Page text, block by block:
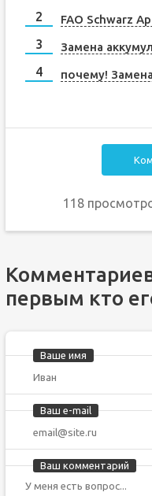
FAO Schwarz
Замена
почему!
118
первым кто
Ваше имя
Ваш e-mail
Ваш комментарий